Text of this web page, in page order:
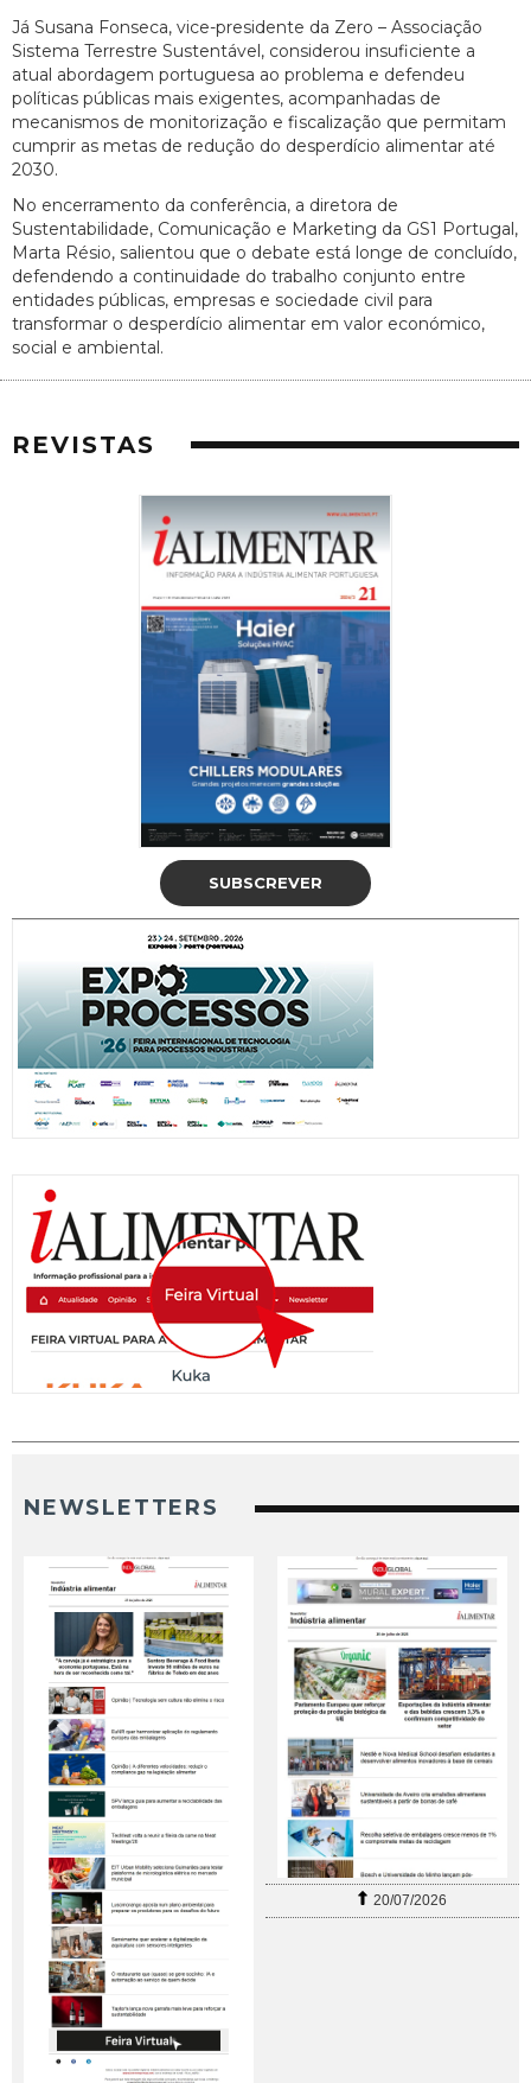
Já Susana Fonseca, vice-presidente da Zero – Associação
Sistema Terrestre Sustentável, considerou insuficiente a
atual abordagem portuguesa ao problema e defendeu
políticas públicas mais exigentes, acompanhadas de
mecanismos de monitorização e fiscalização que permitam
cumprir as metas de redução do desperdício alimentar até
2030.
No encerramento da conferência, a diretora de
Sustentabilidade, Comunicação e Marketing da GS1 Portugal,
Marta Résio, salientou que o debate está longe de concluído,
defendendo a continuidade do trabalho conjunto entre
entidades públicas, empresas e sociedade civil para
transformar o desperdício alimentar em valor económico,
social e ambiental.
REVISTAS
SUBSCREVER
NEWSLETTERS
20/07/2026